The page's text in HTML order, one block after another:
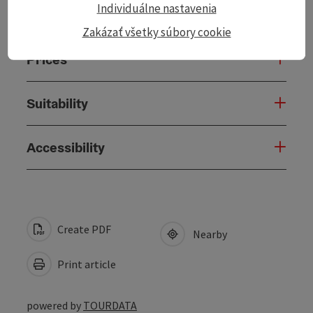
Prices
Suitability
Accessibility
Create PDF
Print article
Nearby
powered by TOURDATA
Zakázať všetky súbory cookie
Individuálne nastavenia